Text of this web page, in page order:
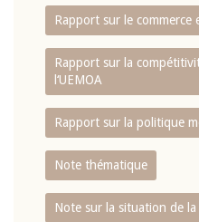
Rapport sur le commerce
Rapport sur la
l‘UEMOA
Rapport sur la politique
Note thématique
Note sur la situation de